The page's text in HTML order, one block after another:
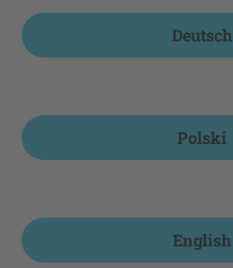
Deutsch
Polski
English